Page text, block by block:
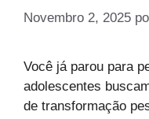
Novembro 2, 2025
Você já parou para
adolescentes
de transformação